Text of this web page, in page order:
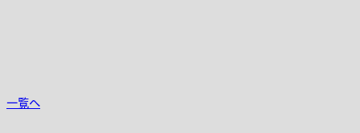
一覧へ